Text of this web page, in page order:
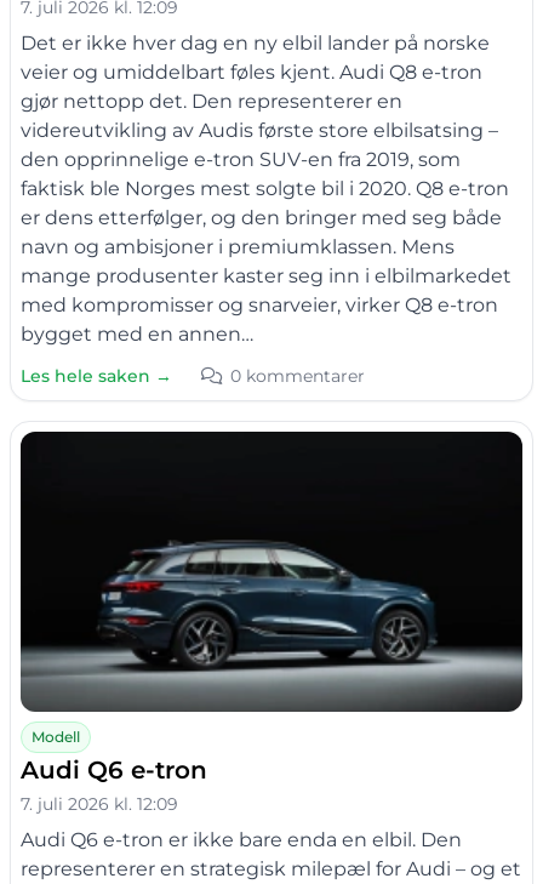
7. juli 2026 kl. 12:09
Det er ikke hver dag en ny elbil lander på norske
veier og umiddelbart føles kjent. Audi Q8 e-tron
gjør nettopp det. Den representerer en
videreutvikling av Audis første store elbilsatsing –
den opprinnelige e-tron SUV-en fra 2019, som
faktisk ble Norges mest solgte bil i 2020. Q8 e-tron
er dens etterfølger, og den bringer med seg både
navn og ambisjoner i premiumklassen. Mens
mange produsenter kaster seg inn i elbilmarkedet
med kompromisser og snarveier, virker Q8 e-tron
bygget med en annen…
Les hele saken → 0 kommentarer
Modell
Audi Q6 e-tron
7. juli 2026 kl. 12:09
Audi Q6 e-tron er ikke bare enda en elbil. Den
representerer en strategisk milepæl for Audi – og et